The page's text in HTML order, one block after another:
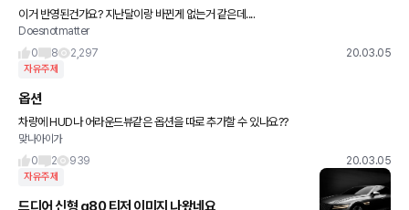
이거 반영된건가요? 지난달이랑 바뀐게 없는거 같은데....
Doesnotmatter
0
8 2,297 20.03.05
자유주제
옵션
차량에 HUD나 어라운드뷰같은 옵션을 따로 추가할 수 있나요??
맞나아이가
0
2 939 20.03.05
자유주제
드디어 신형 g80 티저 이미지 나왔네요